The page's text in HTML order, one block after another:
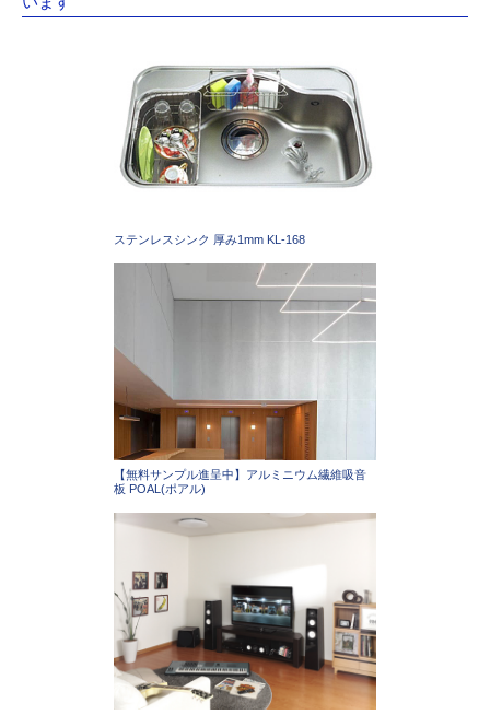
ステンレスシンク 厚み1mm KL-168
【無料サンプル進呈中】アルミニウム繊維吸音
板 POAL(ポアル)